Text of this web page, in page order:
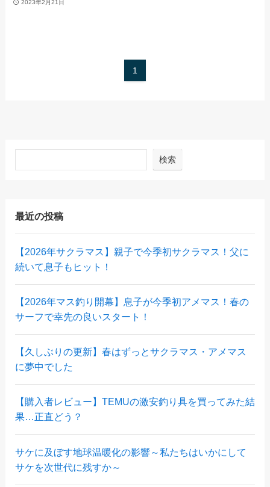
2023年2月21日
1
検索
最近の投稿
【2026年サクラマス】親子で今季初サクラマス！父に
続いて息子もヒット！
【2026年マス釣り開幕】息子が今季初アメマス！春の
サーフで幸先の良いスタート！
【久しぶりの更新】春はずっとサクラマス・アメマス
に夢中でした
【購入者レビュー】TEMUの激安釣り具を買ってみた結
果…正直どう？
サケに及ぼす地球温暖化の影響～私たちはいかにして
サケを次世代に残すか～